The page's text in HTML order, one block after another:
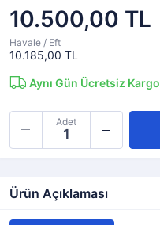
10.500,00 TL
Havale / Eft
10.185,00 TL
Aynı Gün Ücretsiz Kargo
Adet
Ürün Açıklaması